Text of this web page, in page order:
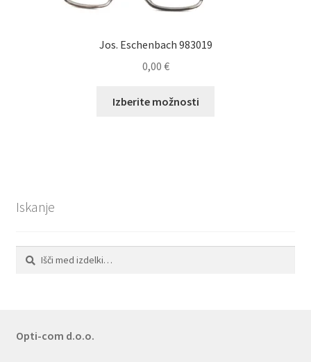
Jos. Eschenbach 983019
0,00 €
Izberite možnosti
strani
Iskanje
Išči:
Iskanje
Opti-com d.o.o.